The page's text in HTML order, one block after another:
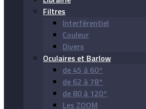
Filtres
Interférentiel
Couleur
Divers
Oculaires et Barlow
de 45 à 60°
de 62 à 78°
de 80 à 120°
Les ZOOM